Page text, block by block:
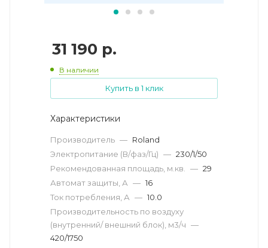
31 190 р.
В наличии
Купить в 1 клик
Характеристики
Производитель — Roland
Электропитание (В/фаз/Гц) — 230/1/50
Рекомендованная площадь, м.кв.
— 29
Автомат защиты, А — 16
Ток потребления, А — 10.0
Производительность по воздуху
(внутренний/ внешний блок), м3/ч —
420/1750